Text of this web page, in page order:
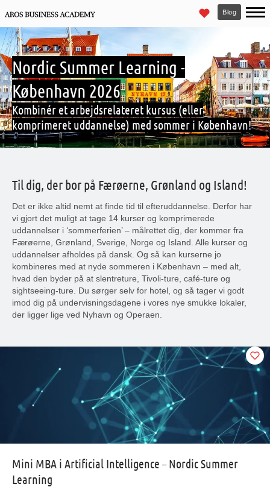
Blog
Nordic Summer Learning -
København 2026
Kombinér et arbejdsrelateret kursus (eller
komprimeret uddannelse) med sommer i København!
Til dig, der bor på Færøerne, Grønland og Island!
Det er ikke altid nemt at finde tid til efteruddannelse. Derfor har
vi gjort det muligt at tage 14 kurser og komprimerede
uddannelser i ‘sommerferien’ – målrettet dig, der kommer fra
Færøerne, Grønland, Sverige, Norge og Island. Alle kurser og
uddannelser afholdes på dansk. Og så kan kurserne jo
kombineres med at nyde sommeren i København – med alt,
hvad den byder på at slentreture, Tivoli-ture, café-ture og
sightseeing-ture. Du sørger selv for hotel, og så tager vi godt
imod dig på undervisningsdagene i vores nye smukke lokaler,
der ligger lige ved Nyhavn og Operaen.
Mini MBA i Artificial Intelligence – Nordic Summer
Learning